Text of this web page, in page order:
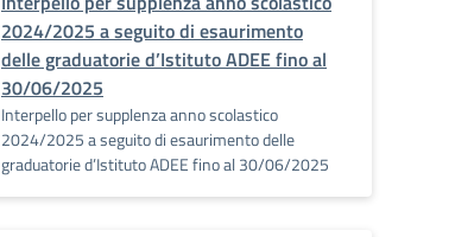
2024/2025 a seguito di esaurimento
delle graduatorie d’Istituto ADEE fino al
30/06/2025
Interpello per supplenza anno scolastico
2024/2025 a seguito di esaurimento delle
graduatorie d’Istituto ADEE fino al 30/06/2025